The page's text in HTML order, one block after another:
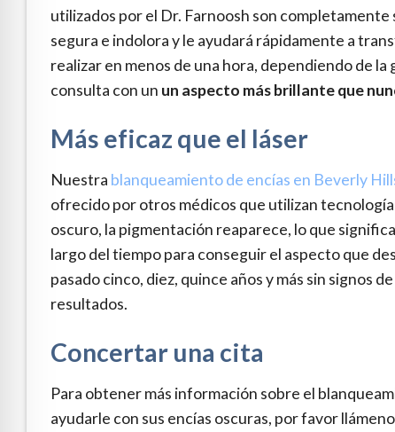
utilizados por el Dr. Farnoosh son
segura e indolora y le ayudará rápidamente a
realizar en menos de una hora, dependiendo de
consulta con un un aspecto más brillante que
Más eficaz que el láser
Nuestra blanqueamiento de encías en Beverly
ofrecido por otros médicos que utilizan
oscuro, la pigmentación reaparece, lo que
largo del tiempo para conseguir el aspecto que
pasado cinco, diez, quince años y más sin signos
resultados.
Concertar una cita
Para obtener más información sobre el
ayudarle con sus encías oscuras, por favor